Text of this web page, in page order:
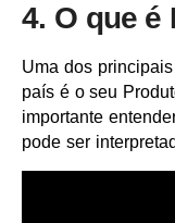
4. O que é
Uma dos
país é o seu
importante
pode ser